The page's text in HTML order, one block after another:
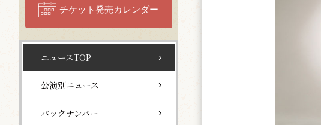
チケット発売カレンダー
ニュースTOP
公演別ニュース
バックナンバー